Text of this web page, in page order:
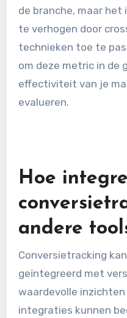
omzet te delen door
Een hogere AOV kan
te verhogen zonder
te werven.
Een typische AOV
om deze metric in de
effectiviteit van je
evalueren.